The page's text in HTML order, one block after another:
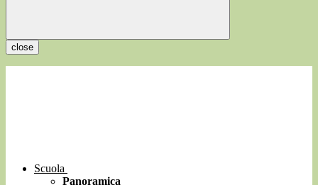
close
Scuola
Panoramica